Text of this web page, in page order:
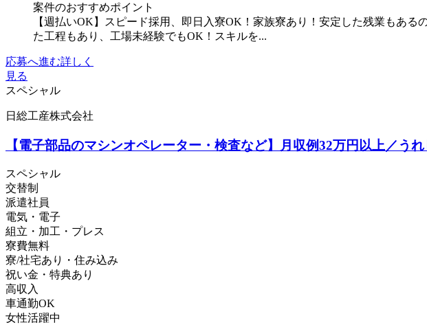
案件のおすすめポイント
【週払いOK】スピード採用、即日入寮OK！家族寮あり！安定した残業もあ
た工程もあり、工場未経験でもOK！スキルを...
応募へ進む詳しく
見る
スペシャル
日総工産株式会社
【電子部品のマシンオペレーター・検査など】月収例32万円以上／う
スペシャル
交替制
派遣社員
電気・電子
組立・加工・プレス
寮費無料
寮/社宅あり・住み込み
祝い金・特典あり
高収入
車通勤OK
女性活躍中